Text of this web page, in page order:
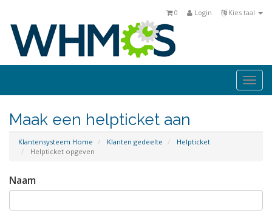
Kies taal
Login
0
Maak een helpticket aan
Klantensysteem Home Klanten gedeelte
Helpticket
Helpticket opgeven
Naam